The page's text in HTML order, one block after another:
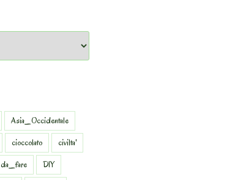
Asia_Occidentale
cioccolato
civilta'
da_fare
DIY